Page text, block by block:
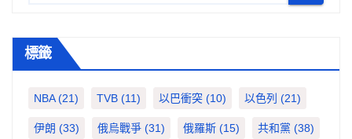
標籤
NBA(21) TVB (11) 以巴衝突 (10) 以色列 (21)
伊朗 (33) 俄烏戰爭 (31) 俄羅斯 (15) 共和黨 (38)